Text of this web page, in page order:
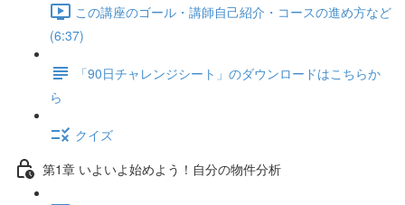
この講座のゴール・講師自己紹介・コースの進め方など
(6:37)
「90日チャレンジシート」のダウンロードはこちらか
ら
クイズ
第1章 いよいよ始めよう！自分の物件分析